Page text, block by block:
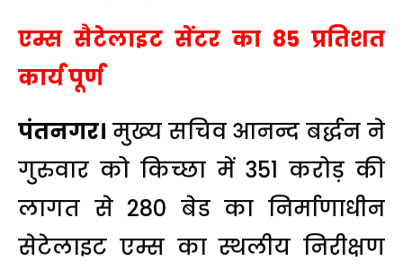
एम्स सैटेलाइट सेंटर का 85 प्रतिशत
कार्य पूर्ण
पंतनगर। मुख्य सचिव आनन्द बर्द्धन ने
गुरुवार को किच्छा में 351 करोड़ की
लागत से 280 बेड का निर्माणाधीन
सेटेलाइट एम्स का स्थलीय निरीक्षण